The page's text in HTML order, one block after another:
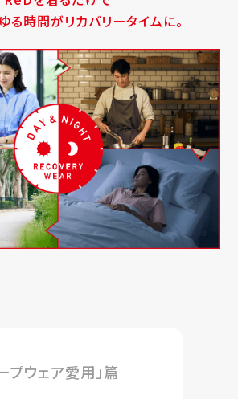
る時間がリカバリータイムに。
プウェア愛用」篇